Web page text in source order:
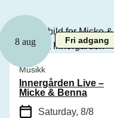
8 aug Fri adgang
Musikk
Innergården Live –
Micke & Benna
Saturday, 8/8